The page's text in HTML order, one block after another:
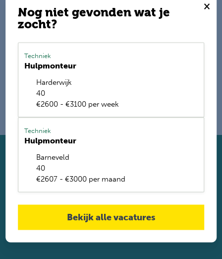
×
Nog niet gevonden wat je
zocht?
Techniek
Hulpmonteur
Harderwijk
40
€2600 - €3100 per week
Techniek
Hulpmonteur
Barneveld
40
€2607 - €3000 per maand
Bekijk alle vacatures
E-mail mij de nieuwste vacatures
Name
Solliciteer direct
Twijfel je of je geschikt bent? Laat dan toch je gegevens
achter. Met ruim 1.200 vacatures vinden wij voor jou de
perfecte baan. Je krijgt binnen 2 werkdagen reactie.
Solliciteren
Solliciteren via Whatsapp